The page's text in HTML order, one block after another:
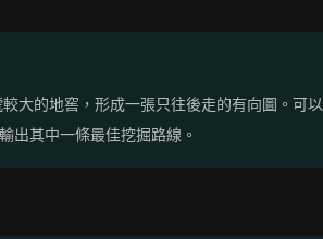
大的地窖，形成一張只往後走的有向圖。可以
出其中一條最佳挖掘路線。